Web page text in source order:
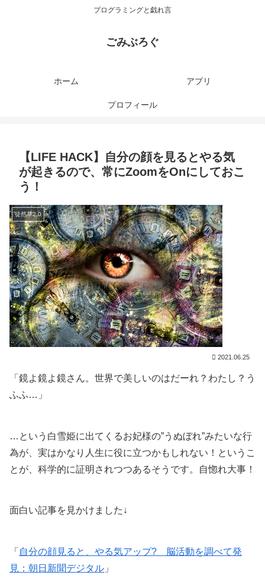
プログラミングと戯れ言
ごみぶろぐ
ホーム アプリ
プロフィール
【LIFE HACK】自分の顔を見るとやる気
が起きるので、常にZoomをOnにしておこ
う！
徒然草2.0
2021.06.25
「鏡よ鏡よ鏡さん。世界で美しいのはだーれ？わたし？う
ふふ…」
…という白雪姫に出てくるお妃様の”うぬぼれ”みたいな行
為が、実はかなり人生に役に立つかもしれない！というこ
とが、科学的に証明されつつあるそうです。自惚れ大事！
面白い記事を見かけました↓
「 自分の顔見ると、やる気アップ? 脳活動を調べて発
見：朝日新聞デジタル 」